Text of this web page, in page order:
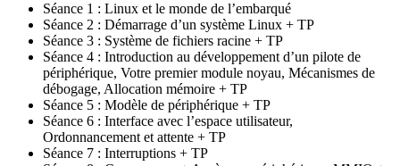
Séance 1 : Linux et le monde de l’embarqué
Séance 2 : Démarrage d’un système Linux + TP
Séance 3 : Système de fichiers racine + TP
Séance 4 : Introduction au développement d’un pilote de
périphérique, Votre premier module noyau, Mécanismes de
débogage, Allocation mémoire + TP
Séance 5 : Modèle de périphérique + TP
Séance 6 : Interface avec l’espace utilisateur,
Ordonnancement et attente + TP
Séance 7 : Interruptions + TP